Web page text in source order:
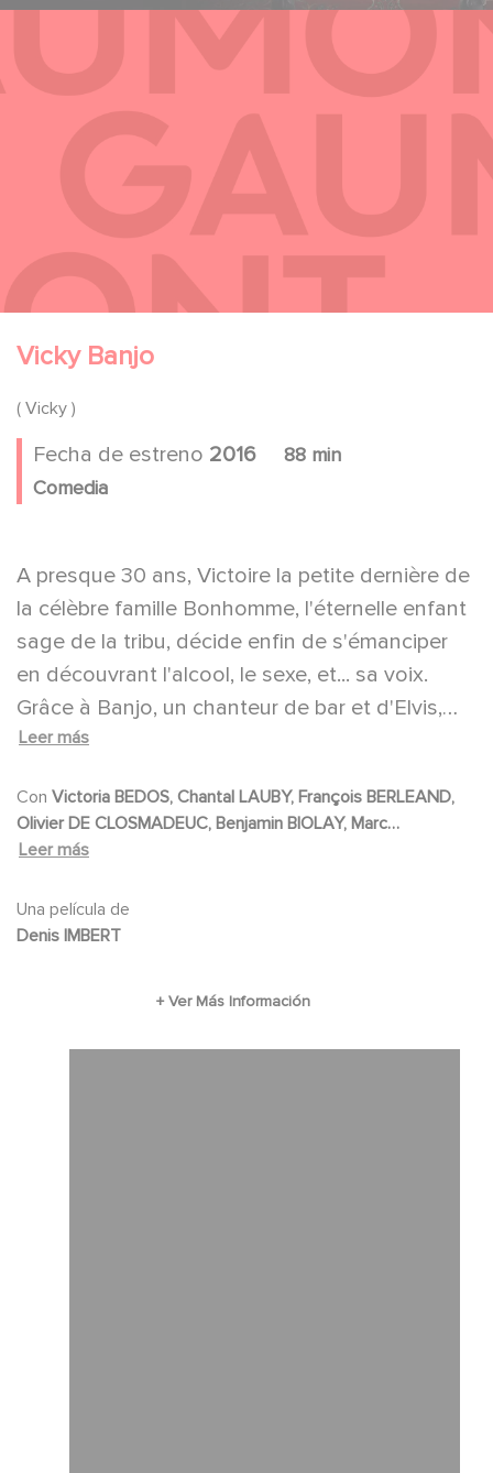
Vicky Banjo
( Vicky )
Fecha de estreno 2016
88 min
Comedia
A presque 30 ans, Victoire la petite dernière de
la célèbre famille Bonhomme, l'éternelle enfant
sage de la tribu, décide enfin de s'émanciper
en découvrant l'alcool, le sexe, et... sa voix.
Grâce à Banjo, un chanteur de bar et d'Elvis,
elle va réussir à prendre son envol en chantant
entraîne sa mère avec elle au grand dam de
son père et de son frère.
Leer más
Con
Olivier DE CLOSMADEUC, Benjamin BIOLAY, Marc
ANDREONI, Meriem SERBAH, Sara MORTENSEN, Guillaume
Leer más
Una película de
Denis IMBERT